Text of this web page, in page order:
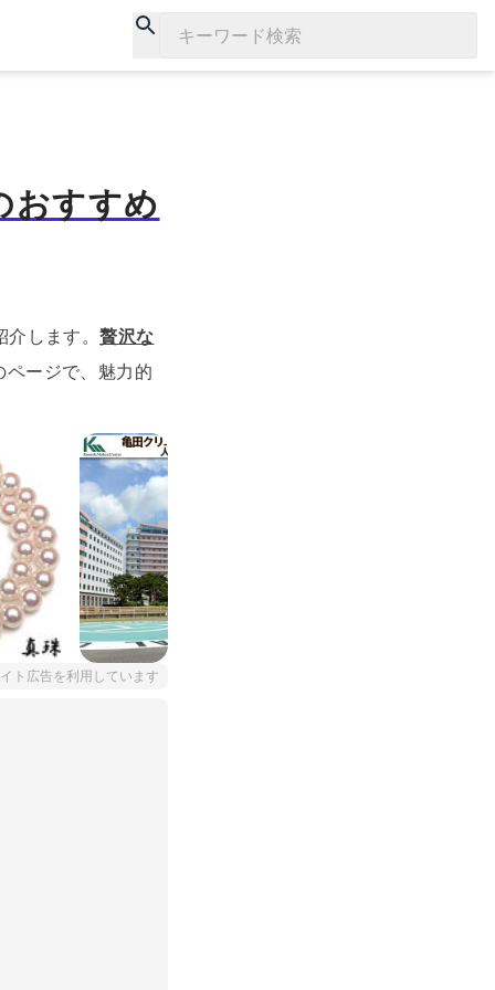
キーワード検索
おすすめ
介します。贅沢な
ページで、魅力的
ト広告を利用しています